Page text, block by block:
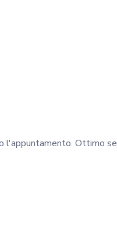
l'appuntamento. Ottimo